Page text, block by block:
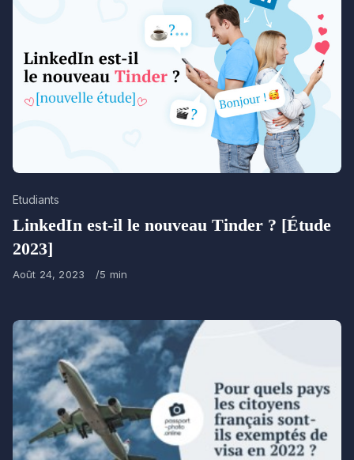
Category
Etudiants
LinkedIn est-il le nouveau Tinder ? [Étude
2023]
Published
Août 24, 2023 5 min